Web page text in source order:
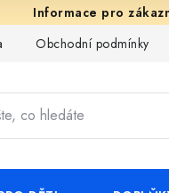
Obchodní podmínky